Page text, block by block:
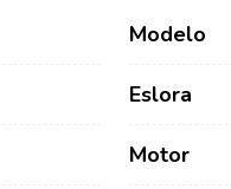
Modelo
Eslora
Motor